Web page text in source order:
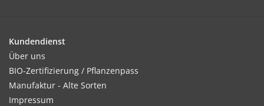
Kundendienst
Über uns
BIO-Zertifizierung / Pflanzenpass
Manufaktur - Alte Sorten
Impressum